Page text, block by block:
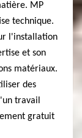
MP
technique.
l'installation
et son
matériaux.
des
travail
gratuit